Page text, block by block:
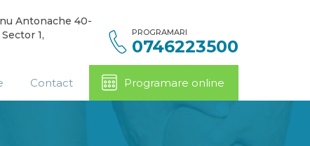
Antonache 40-
1,
PROGRAMARI
0746223500
Contact Programare online